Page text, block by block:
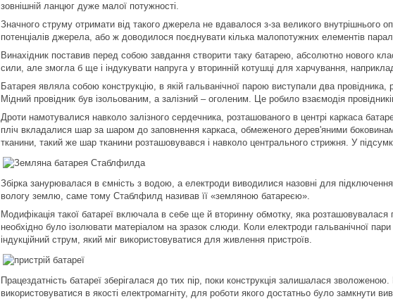
зовнішній ланцюг дуже малої потужності.
Значного струму отримати від такого джерела не вдавалося з-за великого внутрішнього
потенціалів джерела, або ж доводилося поєднувати кілька малопотужних елементів
Винахідник поставив перед собою завдання створити таку батарею, абсолютно нового
сили, але змогла б ще і індукувати напруга у вторинній котушці для харчування,
Батарея являла собою конструкцію, в якій гальванічної парою виступали два
Мідний провідник був ізольованим, а залізний – оголеним. Це робило взаємодія
Дроти намотувалися навколо залізного сердечника, розташованого в центрі каркаса
пліч вкладалися шар за шаром до заповнення каркаса, обмеженого дерев'яними
тканини, такий же шар тканини розташовувався і навколо центрального стрижня. У
Збірка занурювалася в ємність з водою, а електроди виводилися назовні для
вологу землю, саме тому Стаблфилд називав її «земляною батареєю».
Модифікація такої батареї включала в себе ще й вторинну обмотку, яка
необхідно було ізолювати матеріалом на зразок слюди. Коли електроди гальванічної
індукційний струм, який міг використовуватися для живлення пристроїв.
Працездатність батареї зберігалася до тих пір, поки конструкція залишалася
використовуватися в якості електромагніту, для роботи якого достатньо було замкнути